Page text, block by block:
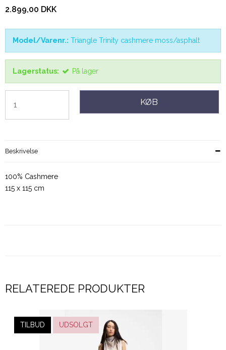
2.899,00 DKK
Model/Varenr.: Triangle Trinity cashmere moss/asphalt
Lagerstatus: På lager
KØB
Beskrivelse
100% Cashmere
115 x 115 cm
RELATEREDE PRODUKTER
TILBUD UDSOLGT